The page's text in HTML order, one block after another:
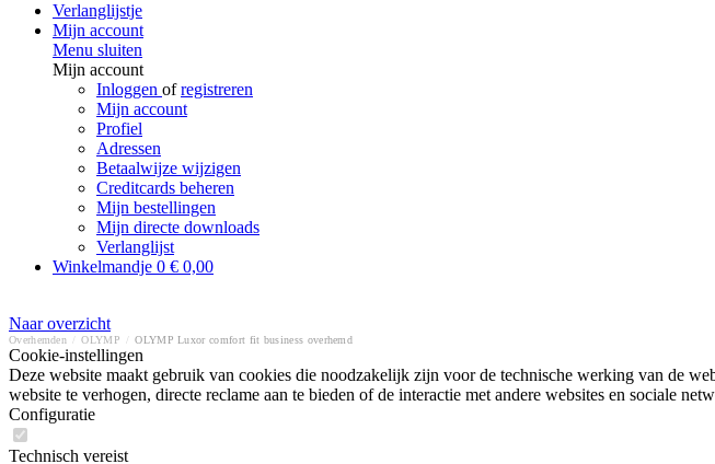
Verlanglijstje
Mijn account
Menu sluiten
Mijn account
Inloggen ofregistreren
Mijn account
Profiel
Adressen
Betaalwijze wijzigen
Creditcards beheren
Mijn bestellingen
Mijn directe downloads
Verlanglijst
Winkelmandje 0 € 0,00
Naar overzicht
Overhemden OLYMP OLYMP Luxor comfort fit business overhemd
Cookie-instellingen
Deze website maakt gebruik van cookies die noodzakelijk zijn voor de technische werking van de
website te verhogen, directe reclame aan te bieden of de interactie met andere websites en sociale
Configuratie
Technisch vereist